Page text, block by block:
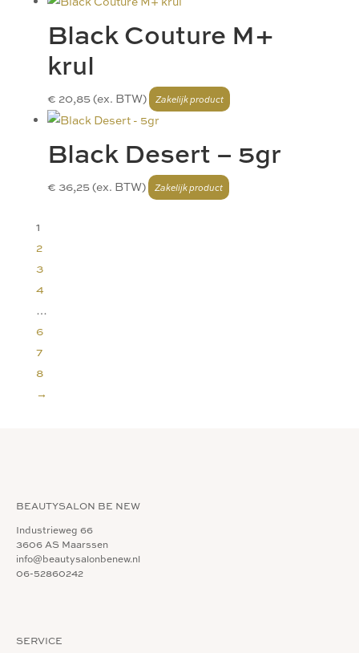
Black Couture M+
krul
€ 20,85(ex. BTW)
Black Desert – 5gr
€ 36,25(ex. BTW)
1
2
3
4
…
6
7
8
→
BEAUTYSALON BE NEW
Industrieweg 66
3606 AS Maarssen
info@beautysalonbenew.nl
06-52860242
SERVICE